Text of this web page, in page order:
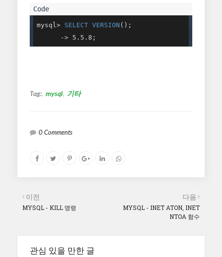
mysql> SELECT VERSION ();
      -> 5.5.8;
Tag: mysql 기타
0 Comments
다음
MYSQL - INET ATON, INET
NTOA 함수
이전
MYSQL - KILL 명령
관심 있을 만한 글